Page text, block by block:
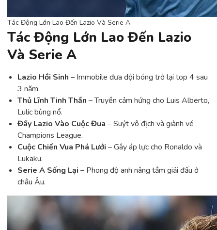
Tác Động Lớn Lao Đến Lazio Và Serie A
Tác Động Lớn Lao Đến Lazio
Và Serie A
Lazio Hồi Sinh – Immobile đưa đội bóng trở lại top 4 sau
3 năm.
Thủ Lĩnh Tinh Thần – Truyền cảm hứng cho Luis Alberto,
Lulic bùng nổ.
Đẩy Lazio Vào Cuộc Đua – Suýt vô địch và giành vé
Champions League.
Cuộc Chiến Vua Phá Lưới – Gây áp lực cho Ronaldo và
Lukaku.
Serie A Sống Lại – Phong độ anh nâng tầm giải đấu ở
châu Âu.